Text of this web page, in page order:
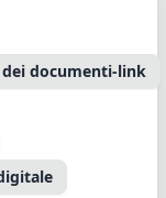
documenti-link